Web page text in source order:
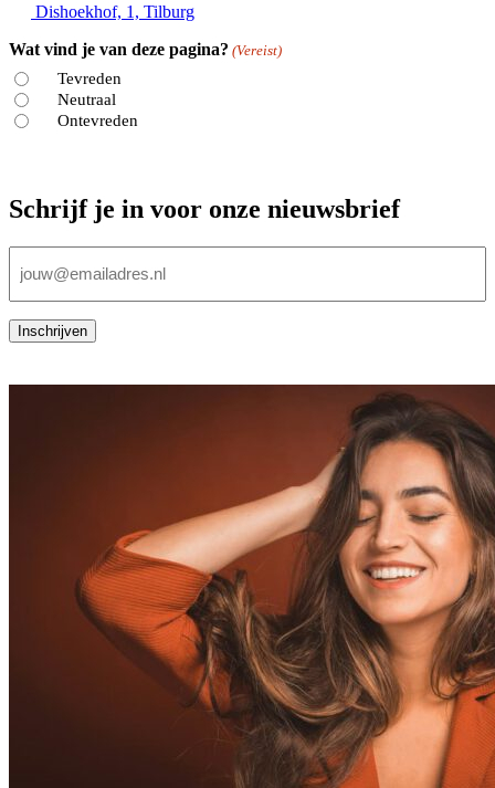
Dishoekhof, 1, Tilburg
Wat vind je van deze pagina? (Vereist)
Tevreden
Neutraal
Ontevreden
Schrijf je in voor onze nieuwsbrief
mailadres
Inschrijven